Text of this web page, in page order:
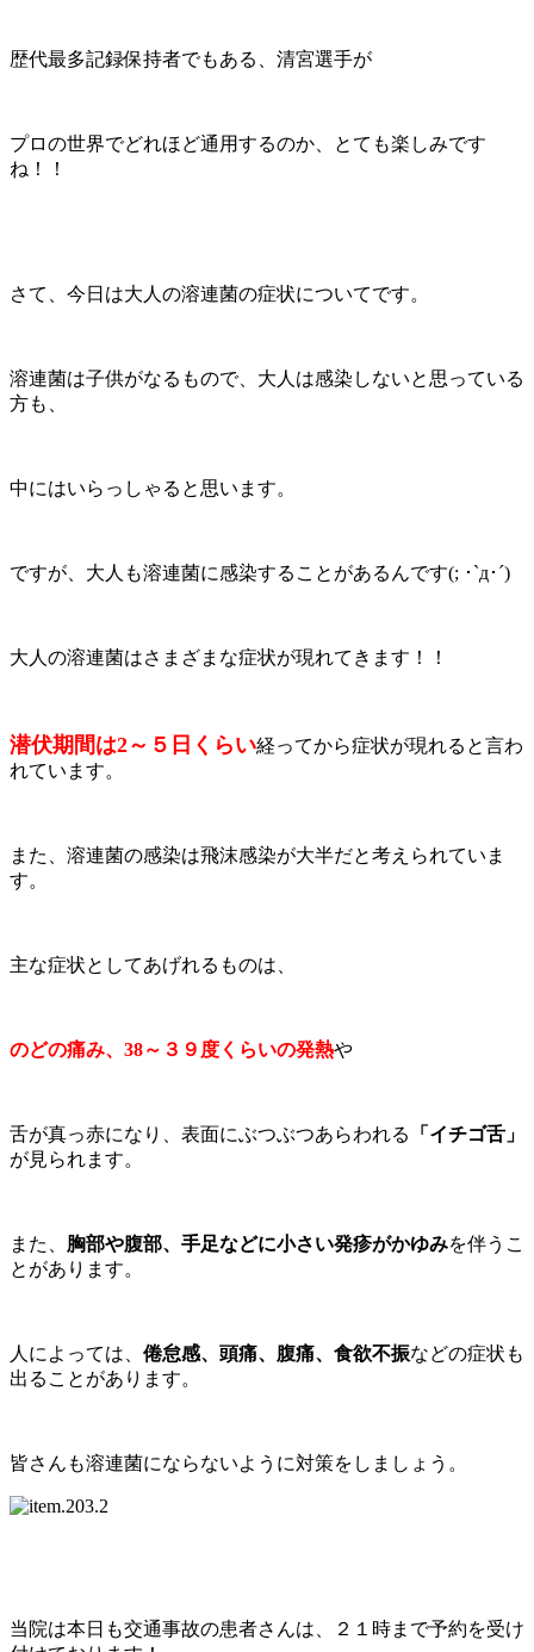
歴代最多記録保持者でもある、清宮選手が
プロの世界でどれほど通用するのか、とても楽しみです
ね！！
さて、今日は大人の溶連菌の症状についてです。
溶連菌は子供がなるもので、大人は感染しないと思っている
方も、
中にはいらっしゃると思います。
ですが、大人も溶連菌に感染することがあるんです(; ･`д･´)
大人の溶連菌はさまざまな症状が現れてきます！！
潜伏期間は2～５日くらい経ってから症状が現れると言わ
れています。
また、溶連菌の感染は飛沫感染が大半だと考えられていま
す。
主な症状としてあげれるものは、
のどの痛み、38～３９度くらいの発熱や
舌が真っ赤になり、表面にぶつぶつあらわれる
「イチゴ舌」
が見られます。
また、 胸部や腹部、手足などに小さい発疹がかゆみを伴うこ
とがあります。
人によっては、 倦怠感、頭痛、腹痛、食欲不振などの症状も
出ることがあります。
皆さんも溶連菌にならないように対策をしましょう。
当院は本日も交通事故の患者さんは、２１時まで予約を受け